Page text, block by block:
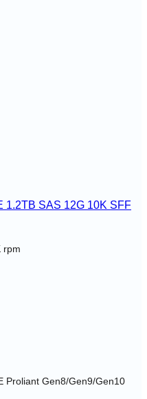
1.2TB SAS 12G 10K SFF
rpm
Proliant Gen8/Gen9/Gen10